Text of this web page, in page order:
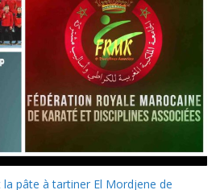
pâte à tartiner El Mordjene de